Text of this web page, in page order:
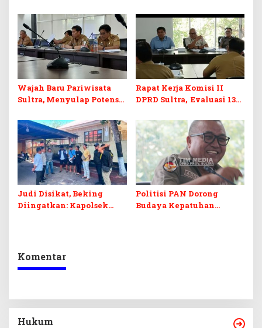
Desak Formasi Disabilitas
Penerimaan Negara dan
Kepastian Investasi
Wajah Baru Pariwisata
Sultra, Menyulap Potensi
Digital dan Penguatan
Ekraf
Rapat Kerja Komisi II
DPRD Sultra, Evaluasi 13
Judi Disikat, Beking
Diingatkan: Kapolsek
Politisi PAN Dorong
Budaya Kepatuhan
Komentar
Hukum